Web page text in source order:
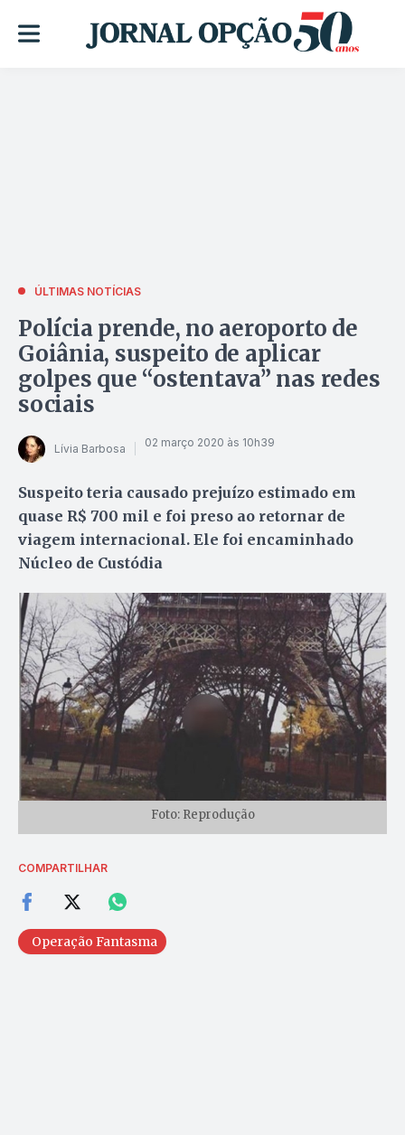
ÚLTIMAS NOTÍCIAS
Polícia prende, no aeroporto de
Goiânia, suspeito de aplicar
golpes que “ostentava” nas redes
sociais
Lívia Barbosa 02 março 2020 às 10h39
Suspeito teria causado prejuízo estimado em
quase R$ 700 mil e foi preso ao retornar de
viagem internacional. Ele foi encaminhado
Núcleo de Custódia
Foto: Reprodução
COMPARTILHAR
Operação Fantasma